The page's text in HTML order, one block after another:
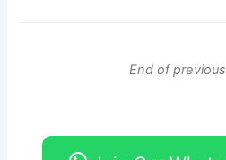
End of